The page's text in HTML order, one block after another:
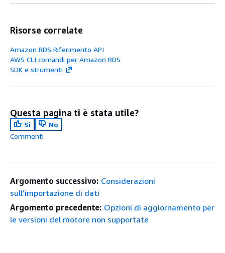
Risorse correlate
Amazon RDS Riferimento API
AWS CLI comandi per Amazon RDS
SDK e strumenti
Questa pagina ti è stata utile?
Sì
No
Commenti
Argomento successivo: Considerazioni
sull’importazione di dati
Argomento precedente: Opzioni di aggiornamento per
le versioni del motore non supportate